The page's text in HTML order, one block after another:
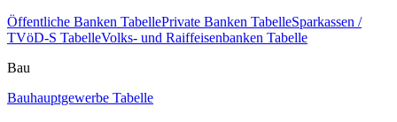
Öffentliche Banken TabellePrivate Banken TabelleSparkassen /
TVöD-S TabelleVolks- und Raiffeisenbanken Tabelle
Bau
Bauhauptgewerbe Tabelle